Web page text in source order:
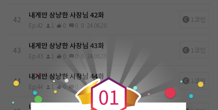
42 내게만 상냥한 사장님 42화
Ep.42 1 0 0 0 24.06.20
1코인
43 내게만 상냥한 사장님 43화
Ep.43 1 0 0 0 24.06.20
1코인
44 내게만 상냥한 사장님 44화
Ep.44 1 0 0 0 24.06.20
1코인
내게만 상냥한 사장님 45화0
0
1